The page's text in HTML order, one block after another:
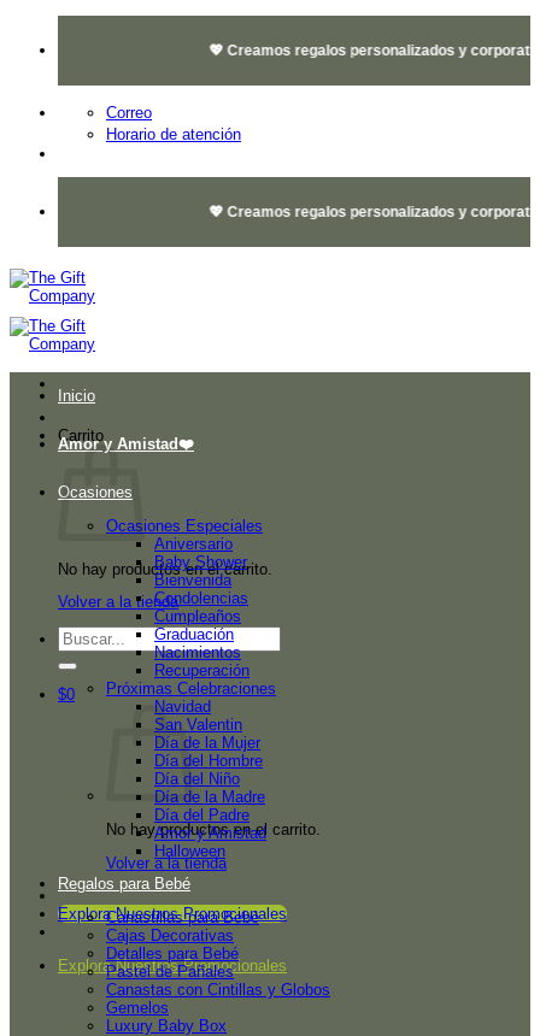
💖 Creamos regalos personalizados y
Correo
Horario de atención
💖 Creamos regalos personalizados y
Carrito
No hay productos en el carrito.
Volver a la tienda
Buscar
por:
$0
No hay productos en el carrito.
Volver a la tienda
Explora Nuestros Promocionales
Explora Nuestros Promocionales
Inicio
Amor y Amistad❤️
Ocasiones
Ocasiones Especiales
Aniversario
Baby Shower
Bienvenida
Condolencias
Cumpleaños
Graduación
Nacimientos
Recuperación
Próximas Celebraciones
Navidad
San Valentin
Día de la Mujer
Día del Hombre
Día del Niño
Día de la Madre
Día del Padre
Amor y Amistad
Halloween
Regalos para Bebé
Canastillas para Bebé
Cajas Decorativas
Detalles para Bebé
Pastel de Pañales
Canastas con Cintillas y Globos
Gemelos
Luxury Baby Box